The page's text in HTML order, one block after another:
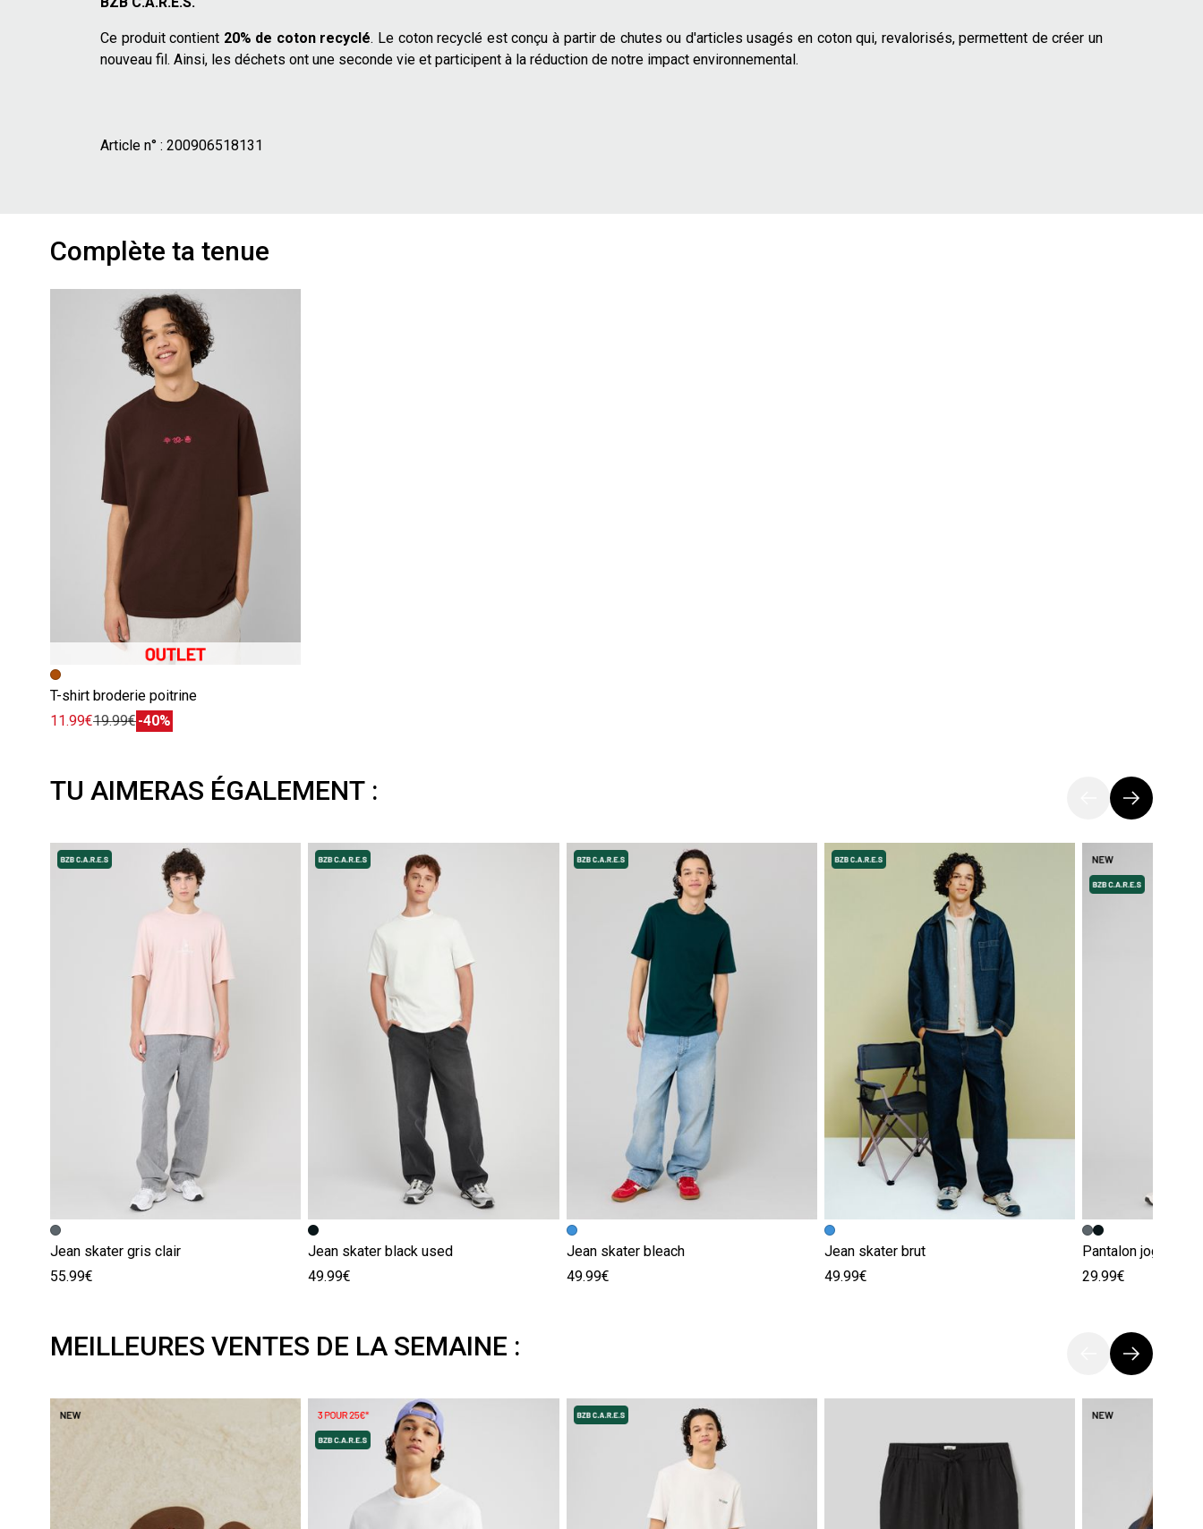
Ce produit contient 20% de coton recyclé. Le coton recyclé est conçu à partir de chutes ou d'articles usagés en coton qui, revalorisés, permettent de créer un
nouveau fil. Ainsi, les déchets ont une seconde vie et participent à la réduction de notre impact environnemental.
Article n° : 200906518131
Complète ta tenue
T-shirt broderie poitrine
11.99€19.99€-40%
TU AIMERAS ÉGALEMENT :
Jean skater gris clair
55.99€
Jean skater black used
49.99€
Jean skater bleach
49.99€
Jean skater brut
49.99€
Pantalon jogging
29.99€
MEILLEURES VENTES DE LA SEMAINE :